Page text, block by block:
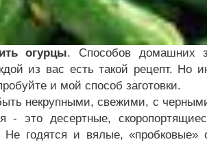
огурцы. Способов домашних
из вас есть такой рецепт. Но
и мой способ заготовки.
некрупными, свежими, с
- это десертные,
Не годятся и вялые,